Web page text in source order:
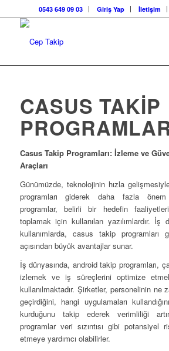
0543 649 09 03 Giriş Yap İletişim
CASUS TAKIP
Casus Takip Programları: İzleme ve
Araçları
Günümüzde, teknolojinin hızla
programları giderek daha fazla önem
programlar, belirli bir hedefin
toplamak için kullanılan yazılımlardır. İş
kullanımlarda, casus takip programları
açısından büyük avantajlar sunar.
İş dünyasında, android takip programları,
izlemek ve iş süreçlerini optimize
kullanılmaktadır. Şirketler, personelinin ne
geçirdiğini, hangi uygulamaları
kurduğunu takip ederek verimliliği
programlar veri sızıntısı gibi potansiyel
etmeye yardımcı olabilirler.